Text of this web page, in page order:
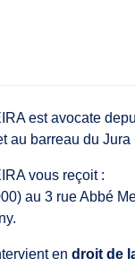
est avocate
au barreau du
vous reçoit :
au 3 rue Abbé
en droit de